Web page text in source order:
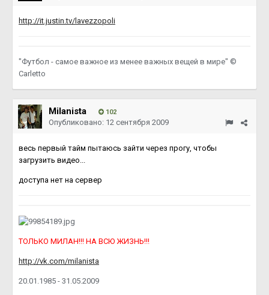
http://it.justin.tv/lavezzopoli
"Футбол - самое важное из менее важных вещей в мире" ©
Carletto
Milanista 102
Опубликовано: 12 сентября 2009
весь первый тайм пытаюсь зайти через прогу, чтобы
загрузить видео...
доступа нет на сервер
ТОЛЬКО МИЛАН!!! НА ВСЮ ЖИЗНЬ!!!
http://vk.com/milanista
20.01.1985 - 31.05.2009